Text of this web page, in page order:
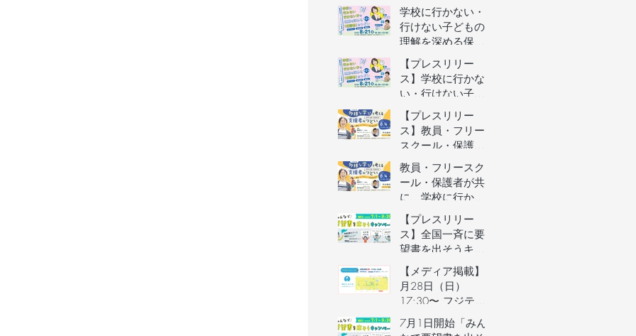
学校に行かない・
行けない子どもの
理解を深める保護
者向けオンライン
イベントの参加者
を募集します（長
【プレスリリー
ス】学校に行かな
い・行けない子ど
もの理解を深める
保護者向けオンラ
インイベントを開
【プレスリリー
ス】教員・フリー
スクール・保護者
が共に、学校に行
かない・行けない
子どもの気持ちを
ンイベントを開催
教員・フリースク
ール・保護者が共
に、学校に行かな
い・行けない子ど
もの気持ちを理解
するオンラインイ
募集します（長野
県主催）
【プレスリリー
ス】全国一斉に要
望書を出そうキャ
ンペーン／自治体
予算要望支援AIの
利用権つき！／不
制度づくりへ
【メディア掲載】6
月28日（日）
17:30〜 フジテレ
ビ「イット！」で
街のとまり木が紹
7月1日開始「みん